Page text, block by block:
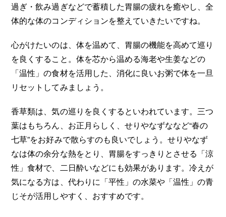
過ぎ・飲み過ぎなどで蓄積した胃腸の疲れを癒やし、全
体的な体のコンディションを整えていきたいですね。
心がけたいのは、体を温めて、胃腸の機能を高めて巡り
を良くすること。体を芯から温める海老や生姜などの
「温性」の食材を活用した、消化に良いお粥で体を一旦
リセットしてみましょう。
香草類は、気の巡りを良くするといわれています。三つ
葉はもちろん、お正月らしく、せりやなずななど“春の
七草”をお好みで散らすのも良いでしょう。せりやなず
なは体の余分な熱をとり、胃腸をすっきりとさせる「涼
性」食材で、二日酔いなどにも効果があります。冷えが
気になる方は、代わりに「平性」の水菜や「温性」の青
じそが活用しやすく、おすすめです。